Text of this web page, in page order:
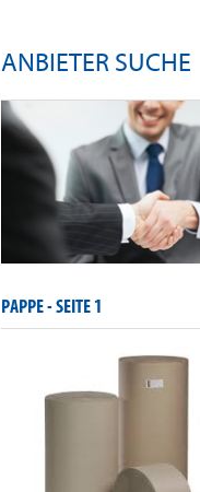
ANBIETER SUCHE
PAPPE -SEITE 1